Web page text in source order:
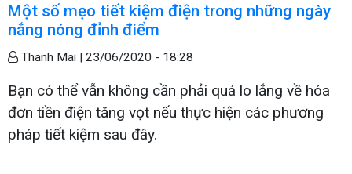
Một số mẹo tiết kiệm điện trong những ngày
nắng nóng đỉnh điểm
Thanh Mai | 23/06/2020 - 18:28
Bạn có thể vẫn không cần phải quá lo lắng về hóa
đơn tiền điện tăng vọt nếu thực hiện các phương
pháp tiết kiệm sau đây.